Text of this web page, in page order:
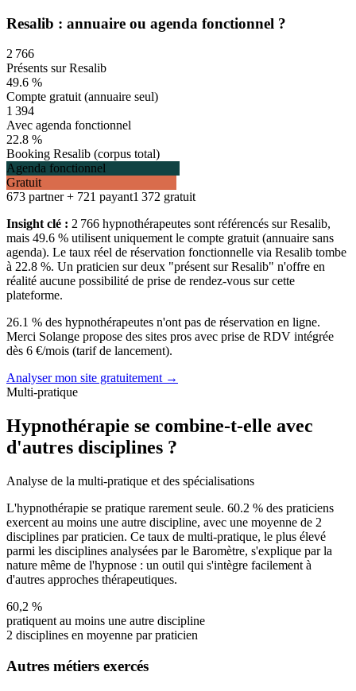
Resalib : annuaire ou agenda fonctionnel ?
2 766
Présents sur Resalib
49.6 %
Compte gratuit (annuaire seul)
1 394
Avec agenda fonctionnel
22.8 %
Booking Resalib (corpus total)
Agenda fonctionnel
Gratuit
673 partner + 721 payant1 372 gratuit
Insight clé : 2 766 hypnothérapeutes sont référencés sur Resalib,
mais 49.6 % utilisent uniquement le compte gratuit (annuaire sans
agenda). Le taux réel de réservation fonctionnelle via Resalib tombe
à 22.8 %. Un praticien sur deux "présent sur Resalib" n'offre en
réalité aucune possibilité de prise de rendez-vous sur cette
plateforme.
26.1 % des hypnothérapeutes n'ont pas de réservation en ligne.
Merci Solange propose des sites pros avec prise de RDV intégrée
dès 6 €/mois (tarif de lancement).
Analyser mon site gratuitement →
Multi-pratique
Hypnothérapie se combine-t-elle avec
d'autres disciplines ?
Analyse de la multi-pratique et des spécialisations
L'hypnothérapie se pratique rarement seule. 60.2 % des praticiens
exercent au moins une autre discipline, avec une moyenne de 2
disciplines par praticien. Ce taux de multi-pratique, le plus élevé
parmi les disciplines analysées par le Baromètre, s'explique par la
nature même de l'hypnose : un outil qui s'intègre facilement à
d'autres approches thérapeutiques.
60,2 %
pratiquent au moins une autre discipline
2 disciplines en moyenne par praticien
Autres métiers exercés